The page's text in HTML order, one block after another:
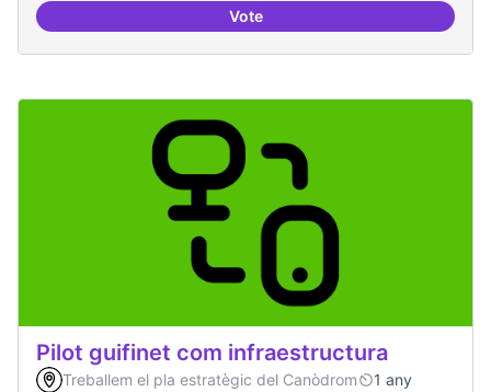
VoteParticipació ciutadana
Pilot guifinet com infraestructura
Treballem el pla estratègic del Canòdrom
1 any